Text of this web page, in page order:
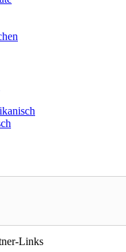
Links